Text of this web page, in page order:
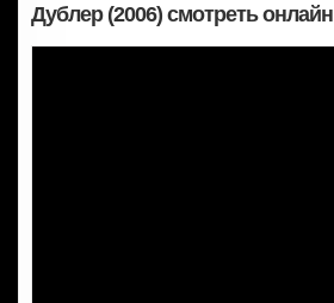
Дублер (2006) смотреть онлайн